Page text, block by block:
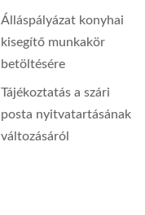
Álláspályázat konyhai
kisegítő munkakör
betöltésére
Tájékoztatás a szári
posta nyitvatartásának
változásáról